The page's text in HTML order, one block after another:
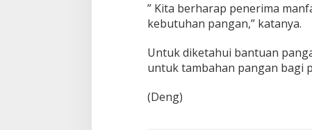
” Kita berharap penerima
kebutuhan pangan,” katanya.
Untuk diketahui bantuan
untuk tambahan pangan bagi
(Deng)